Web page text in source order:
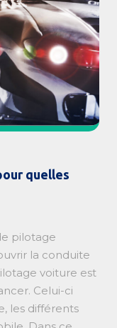
quelles
pilotage
la conduite
voiture est
Celui-ci
les différents